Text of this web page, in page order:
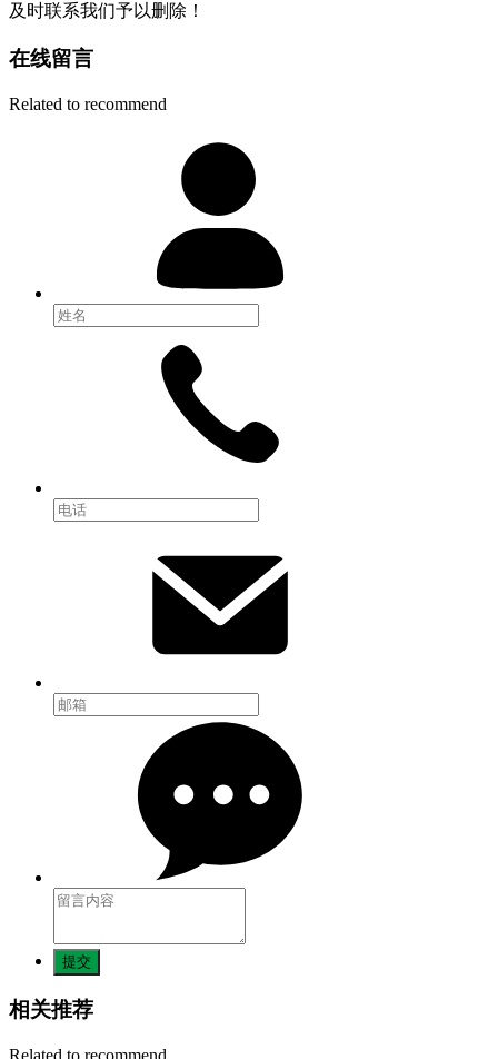
及时联系我们予以删除！
在线留言
Related to recommend
提交
相关推荐